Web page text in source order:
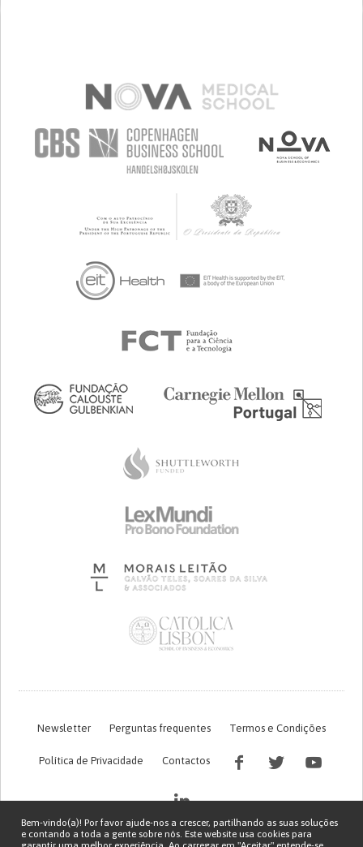
Newsletter Perguntas frequentes Termos e Condições
Política de Privacidade Contactos
Bem-vindo(a)! Por favor ajude-nos a crescer, partilhando as suas soluções
e contando a toda a gente sobre nós. Este website usa cookies para